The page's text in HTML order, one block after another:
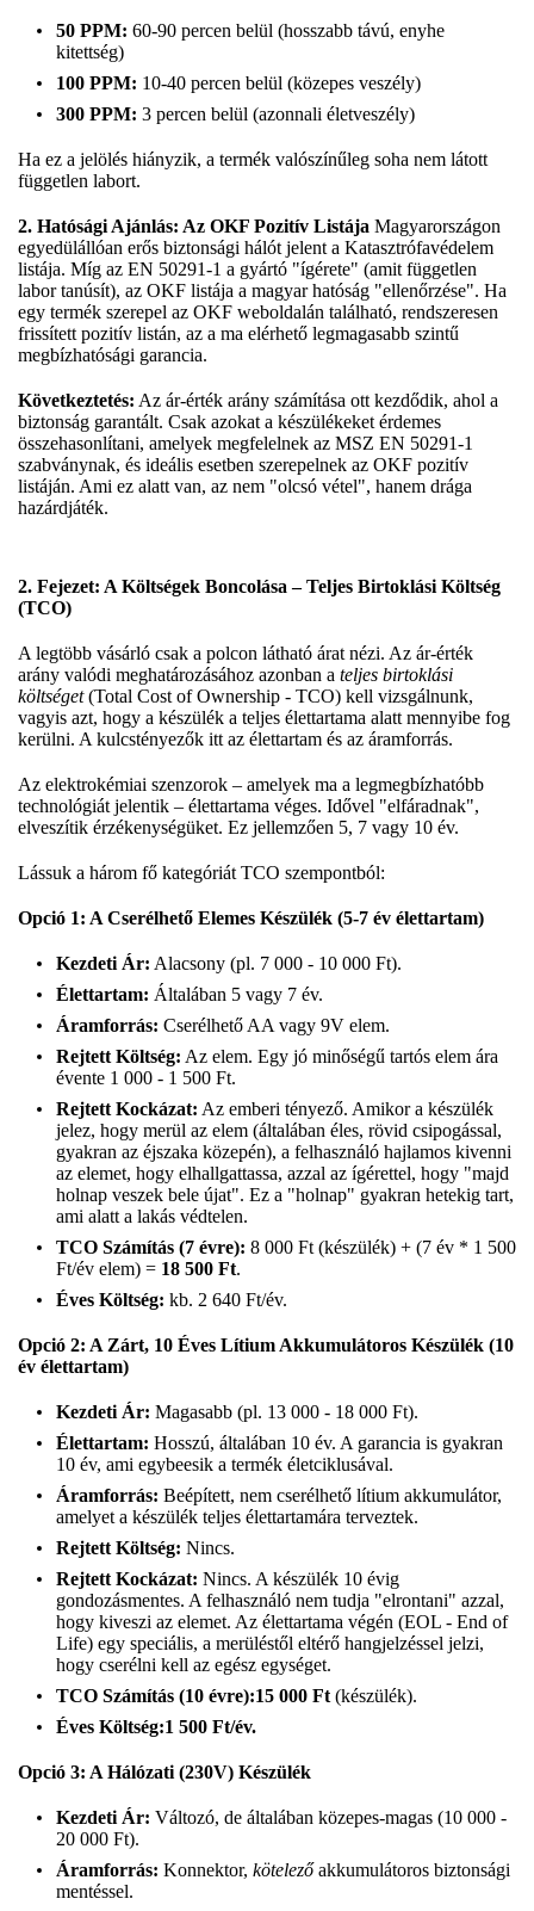
50 PPM: 60-90 percen belül (hosszabb távú, enyhe
kitettség)
100 PPM: 10-40 percen belül (közepes veszély)
300 PPM: 3 percen belül (azonnali életveszély)
Ha ez a jelölés hiányzik, a termék valószínűleg soha nem látott
független labort.
2. Hatósági Ajánlás: Az OKF Pozitív Listája Magyarországon
egyedülállóan erős biztonsági hálót jelent a Katasztrófavédelem
listája. Míg az EN 50291-1 a gyártó "ígérete" (amit független
labor tanúsít), az OKF listája a magyar hatóság "ellenőrzése". Ha
egy termék szerepel az OKF weboldalán található, rendszeresen
frissített pozitív listán, az a ma elérhető legmagasabb szintű
megbízhatósági garancia.
Következtetés: Az ár-érték arány számítása ott kezdődik, ahol a
biztonság garantált. Csak azokat a készülékeket érdemes
összehasonlítani, amelyek megfelelnek az MSZ EN 50291-1
szabványnak, és ideális esetben szerepelnek az OKF pozitív
listáján. Ami ez alatt van, az nem "olcsó vétel", hanem drága
hazárdjáték.
2. Fejezet: A Költségek Boncolása – Teljes Birtoklási Költség
(TCO)
A legtöbb vásárló csak a polcon látható árat nézi. Az ár-érték
arány valódi meghatározásához azonban a teljes birtoklási
költséget(Total Cost of Ownership - TCO) kell vizsgálnunk,
vagyis azt, hogy a készülék a teljes élettartama alatt mennyibe fog
kerülni. A kulcstényezők itt az élettartam és az áramforrás.
Az elektrokémiai szenzorok – amelyek ma a legmegbízhatóbb
technológiát jelentik – élettartama véges. Idővel "elfáradnak",
elveszítik érzékenységüket. Ez jellemzően 5, 7 vagy 10 év.
Lássuk a három fő kategóriát TCO szempontból:
Opció 1: A Cserélhető Elemes Készülék (5-7 év élettartam)
Kezdeti Ár: Alacsony (pl. 7 000 - 10 000 Ft).
Élettartam: Általában 5 vagy 7 év.
Áramforrás: Cserélhető AA vagy 9V elem.
Rejtett Költség: Az elem. Egy jó minőségű tartós elem ára
évente 1 000 - 1 500 Ft.
Rejtett Kockázat: Az emberi tényező. Amikor a készülék
jelez, hogy merül az elem (általában éles, rövid csipogással,
gyakran az éjszaka közepén), a felhasználó hajlamos kivenni
az elemet, hogy elhallgattassa, azzal az ígérettel, hogy "majd
holnap veszek bele újat". Ez a "holnap" gyakran hetekig tart,
ami alatt a lakás védtelen.
TCO Számítás (7 évre): 8 000 Ft (készülék) + (7 év * 1 500
Ft/év elem) = 18 500 Ft.
Éves Költség: kb. 2 640 Ft/év.
Opció 2: A Zárt, 10 Éves Lítium Akkumulátoros Készülék (10
év élettartam)
Kezdeti Ár: Magasabb (pl. 13 000 - 18 000 Ft).
Élettartam: Hosszú, általában 10 év. A garancia is gyakran
10 év, ami egybeesik a termék életciklusával.
Áramforrás: Beépített, nem cserélhető lítium akkumulátor,
amelyet a készülék teljes élettartamára terveztek.
Rejtett Költség: Nincs.
Rejtett Kockázat: Nincs. A készülék 10 évig
gondozásmentes. A felhasználó nem tudja "elrontani" azzal,
hogy kiveszi az elemet. Az élettartama végén (EOL - End of
Life) egy speciális, a merüléstől eltérő hangjelzéssel jelzi,
hogy cserélni kell az egész egységet.
TCO Számítás (10 évre):15 000 Ft (készülék).
Éves Költség:1 500 Ft/év.
Opció 3: A Hálózati (230V) Készülék
Kezdeti Ár: Változó, de általában közepes-magas (10 000 -
20 000 Ft).
Áramforrás: Konnektor, kötelezőakkumulátoros biztonsági
mentéssel.